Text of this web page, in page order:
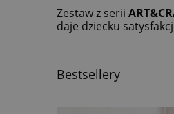
Zestaw z serii
daje dziecku
Bestsellery